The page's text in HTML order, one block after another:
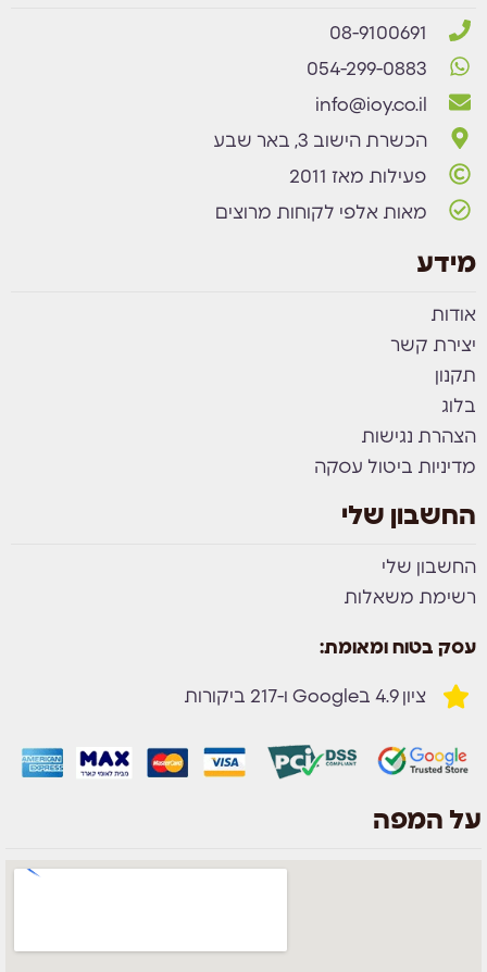
08-9100691
054-299-0883
info@ioy.co.il
הכשרת הישוב 3, באר שבע
פעילות מאז 2011
מאות אלפי לקוחות מרוצים
מידע
אודות
יצירת קשר
תקנון
בלוג
הצהרת נגישות
מדיניות ביטול עסקה
החשבון שלי
החשבון שלי
רשימת משאלות
עסק בטוח ומאומת:
ציון 4.9 בGoogle ו-217 ביקורות
על המפה